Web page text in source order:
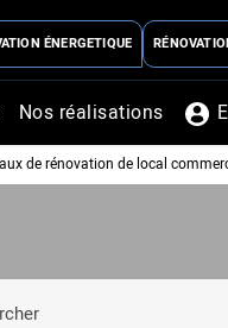
ÉNERGETIQUE
Nos réalisations
de rénovation de local